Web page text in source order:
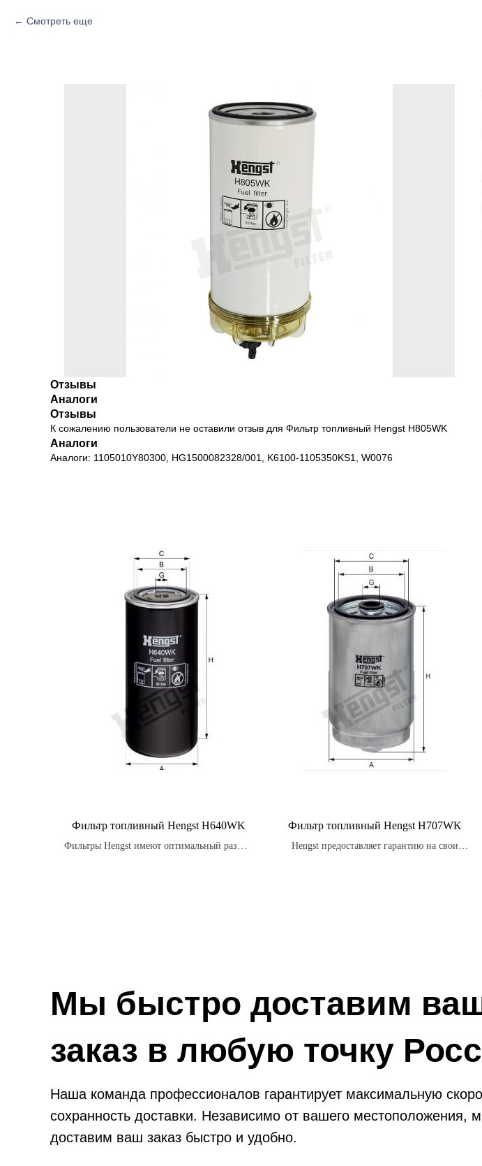
Смотреть еще
Отзывы
Аналоги
Отзывы
К сожалению пользователи не оставили отзыв для Фильтр топливный Hengst H805WK
Аналоги
Аналоги: 1105010Y80300, HG1500082328/001, K6100-1105350KS1, W0076
Фильтр топливный Hengst H640WK
Фильтры Hengst имеют оптимальный размер
Фильтр топливный Hengst H707WK
Hengst предоставляет гарантию на свои
Мы быстро доставим
заказ в любую точку
Наша команда профессионалов гарантирует максимальную
сохранность доставки. Независимо от вашего местоположения,
доставим ваш заказ быстро и удобно.